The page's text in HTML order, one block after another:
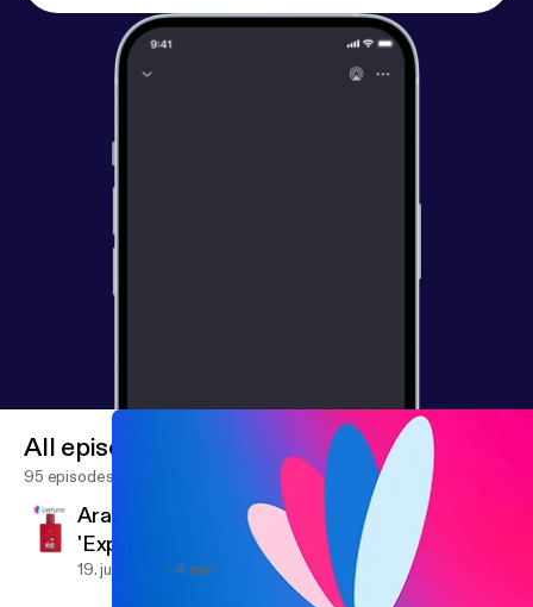
All episodes
95 episodes
Arabian Cherry - Marc Gebauer |
'Expectation Management' von Timmeteq
#88
19. juli 2026 4 min